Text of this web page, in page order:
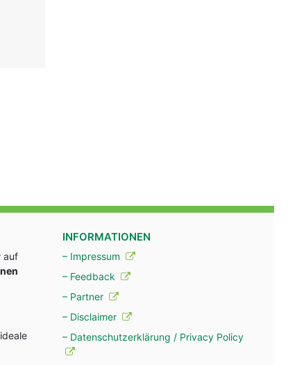
auf
INFORMATIONEN
– Impressum
– Feedback
– Partner
– Disclaimer
– Datenschutzerklärung / Privacy Policy